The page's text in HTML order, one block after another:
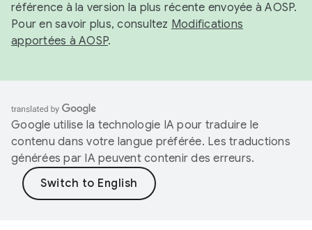
référence à la version la plus récente envoyée à AOSP.
Pour en savoir plus, consultez Modifications
apportées à AOSP.
Google utilise la technologie IA pour traduire le
contenu dans votre langue préférée. Les traductions
générées par IA peuvent contenir des erreurs.